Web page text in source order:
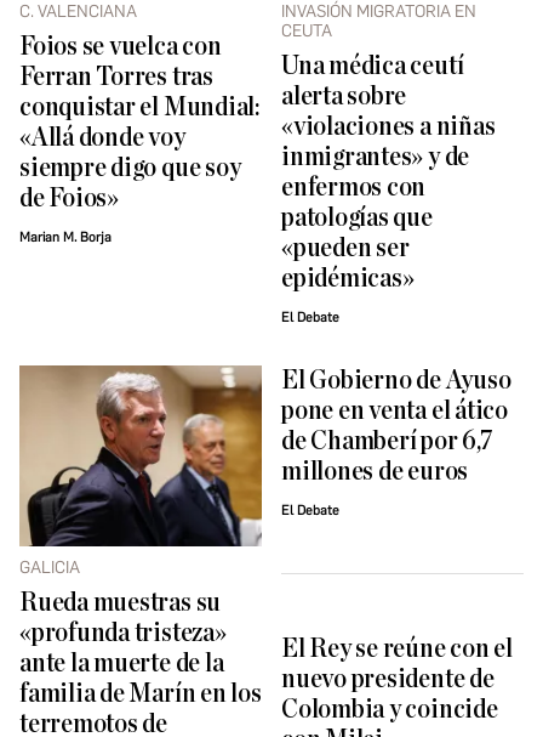
C. VALENCIANA
Foios se vuelca con
Ferran Torres tras
conquistar el Mundial:
«Allá donde voy
siempre digo que soy
de Foios»
Marian M. Borja
INVASIÓN MIGRATORIA EN
CEUTA
Una médica ceutí
alerta sobre
«violaciones a niñas
inmigrantes» y de
enfermos con
patologías que
«pueden ser
epidémicas»
El Debate
GALICIA
Rueda muestras su
«profunda tristeza»
ante la muerte de la
familia de Marín en los
terremotos de
El Gobierno de Ayuso
pone en venta el ático
de Chamberí por 6,7
millones de euros
El Debate
El Rey se reúne con el
nuevo presidente de
Colombia y coincide